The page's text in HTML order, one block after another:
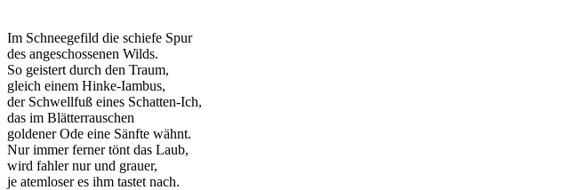
Im Schneegefild die schiefe Spur
des angeschossenen Wilds.
So geistert durch den Traum,
gleich einem Hinke-Iambus,
der Schwellfuß eines Schatten-Ich,
das im Blätterrauschen
goldener Ode eine Sänfte wähnt.
Nur immer ferner tönt das Laub,
wird fahler nur und grauer,
je atemloser es ihm tastet nach.